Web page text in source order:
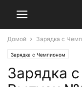
Домой Зарядка с
Зарядка с Чемпионом
Зарядка